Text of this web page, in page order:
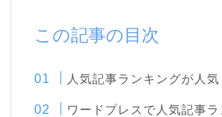
この記事の目次
人気記事ランキングが人気
ワードプレスで人気記事